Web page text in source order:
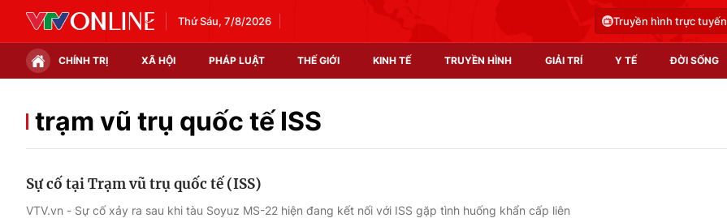
Thứ Sáu, 7/8/2026 Truyền hình trực tuyến
CHÍNH TRỊ XÃ HỘI PHÁP LUẬT THẾ GIỚI KINH TẾ TRUYỀN HÌNH GIẢI TRÍ Y TẾ ĐỜI SỐNG
Xã hội
trạm vũ trụ quốc tế ISS
Sự cố tại Trạm vũ trụ quốc tế (ISS)
VTV.vn - Sự cố xảy ra sau khi tàu Soyuz MS-22 hiện đang kết nối với ISS gặp tình huống khẩn cấp liên